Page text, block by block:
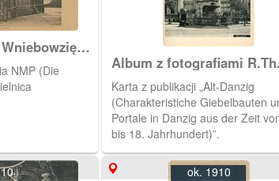
-
NMP (Die
Album z fotografiami R.Th.
Kuhna
Karta z publikacji „Alt-Danzig
(Charakteristiche Giebelbauten
Portale in Danzig aus der Zeit
bis 18. Jahrhundert)”.
ok. 1910